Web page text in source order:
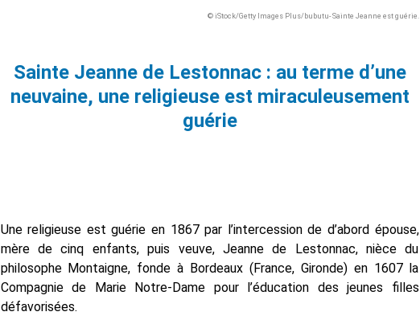
© iStock/Getty Images Plus/bubutu- Sainte Jeanne est guérie.
Sainte Jeanne de Lestonnac : au terme d’une
neuvaine, une religieuse est miraculeusement
guérie
Une religieuse est guérie en 1867 par l’intercession de d’abord épouse,
mère de cinq enfants, puis veuve, Jeanne de Lestonnac, nièce du
philosophe Montaigne, fonde à Bordeaux (France, Gironde) en 1607 la
Compagnie de Marie Notre-Dame pour l’éducation des jeunes filles
défavorisées.